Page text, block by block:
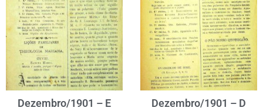
Dezembro/1901 – E Dezembro/1901 – D